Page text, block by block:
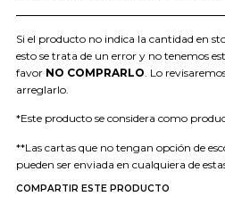
Si el producto no indica la cantidad en
esto se trata de un error y no tenemos
favor NO COMPRARLO . Lo
arreglarlo.
*Este producto se considera como
**Las cartas que no tengan opción de
pueden ser enviada en cualquiera de
COMPARTIR ESTE PRODUCTO